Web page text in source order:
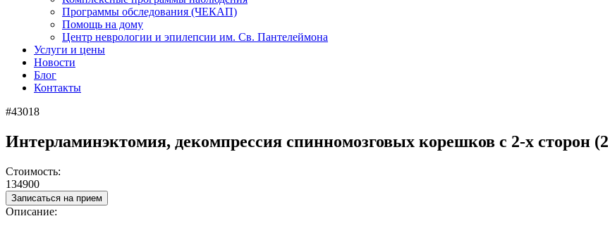
Программы обследования (ЧЕКАП)
Помощь на дому
Центр неврологии и эпилепсии им. Св. Пантелеймона
Услуги и цены
Новости
Блог
Контакты
#43018
Интерламинэктомия, декомпрессия спинномозговых корешков с 2-х сторон
Стоимость:
134900
Записаться на прием
Описание: